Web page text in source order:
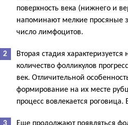
поверхность века (нижнего и
напоминают мелкие просяные
число лимфоцитов.
Вторая стадия
количество фолликулов
век. Отличительной
формирование на их месте
процесс вовлекается роговица.
Еще продолжают появляться